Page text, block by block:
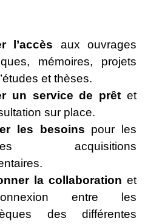
l’accès aux ouvrages
mémoires, projets
et thèses.
un service de prêt et
sur place.
les besoins pour les
acquisitions
la collaboration et
entre les
des différentes